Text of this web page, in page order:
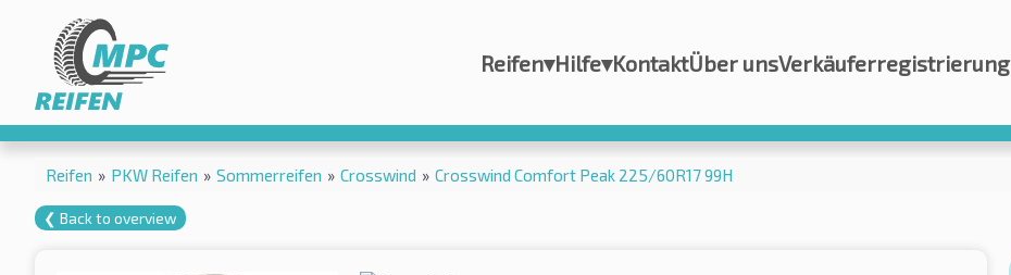
Reifen▾Hilfe▾KontaktÜber unsVerkäuferregistrierung
Reifen » PKW Reifen » Sommerreifen » Crosswind » Crosswind Comfort Peak 225/60R17 99H
❮ Back to overview